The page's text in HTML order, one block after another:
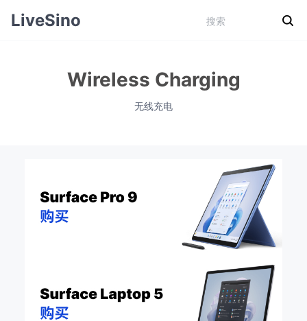
LiveSino
Wireless Charging
无线充电